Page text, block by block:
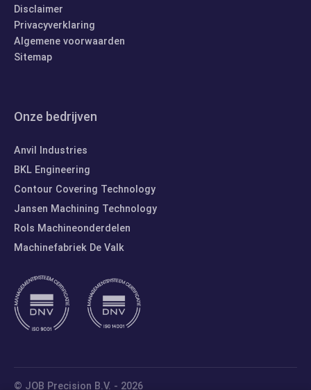
Disclaimer
Privacyverklaring
Algemene voorwaarden
Sitemap
Onze bedrijven
Anvil Industries
BKL Engineering
Contour Covering Technology
Jansen Machining Technology
Rols Machineonderdelen
Machinefabriek De Valk
© JOB Precision B.V. - 2026